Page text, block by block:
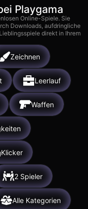
Playgama
Online-Spiele. Sie
Downloads, aufdringliche
direkt in Ihrem
Zeichnen
Leerlauf
Waffen
Klicker
2 Spieler
Alle Kategorien